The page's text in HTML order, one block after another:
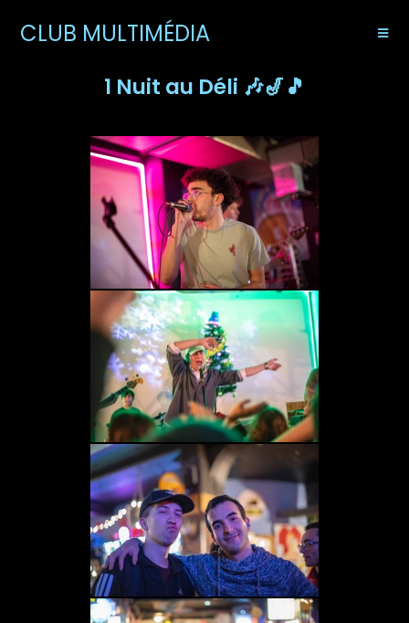
CLUB MULTIMÉDIA
1 Nuit au Déli 🎶🎷🎵